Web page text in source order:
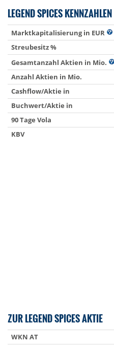
LEGEND SPICES KENNZAHLEN
Marktkapitalisierung in EUR
Streubesitz %
Gesamtanzahl Aktien in Mio.
Anzahl Aktien in Mio.
Cashflow/Aktie in
Buchwert/Aktie in
90 Tage Vola
KBV
ZUR LEGEND SPICES AKTIE
WKN AT